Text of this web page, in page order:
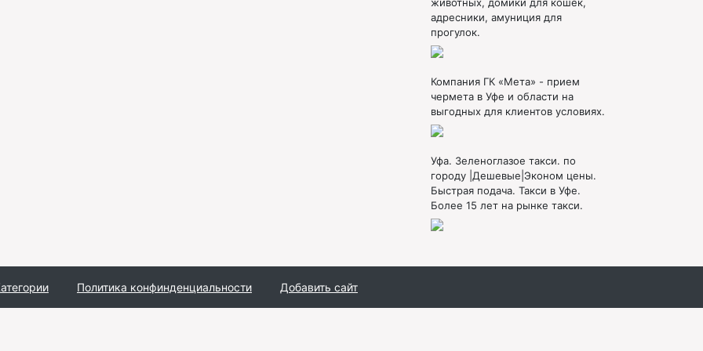
адресники, амуниция для
прогулок.
Компания ГК «Мета» - прием
чермета в Уфе и области на
выгодных для клиентов условиях.
Уфа. Зеленоглазое такси. по
городу |Дешевые|Эконом цены.
Быстрая подача. Такси в Уфе.
Более 15 лет на рынке такси.
Политика конфинденциальности Добавить сайт